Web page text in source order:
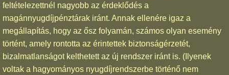
feltételezettnél nagyobb az érdeklődés a
magánnyugdíjpénztárak iránt. Annak ellenére igaz a
megállapítás, hogy az ősz folyamán, számos olyan esemény
történt, amely rontotta az érintettek biztonságérzetét,
bizalmatlanságot kelthetett az új rendszer iránt is. (Ilyenek
voltak a hagyományos nyugdíjrendszerbe történő nem